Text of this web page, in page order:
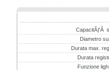
CapacitÃƒÂ
Diametro
Durata max.
Durata
Funzione